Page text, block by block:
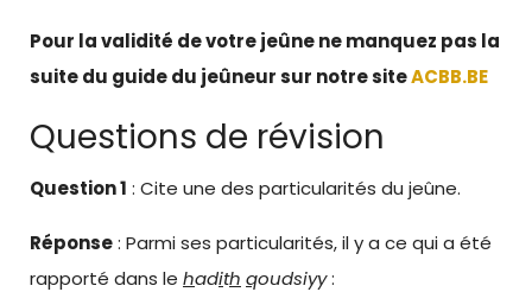
Pour la validité de votre jeûne ne manquez pas la
suite du guide du jeûneur sur notre siteACBB.BE
Questions de révision
Question 1 : Cite une des particularités du jeûne.
Réponse: Parmi ses particularités, il y a ce qui a été
rapporté dans le hadith qoudsiyy: